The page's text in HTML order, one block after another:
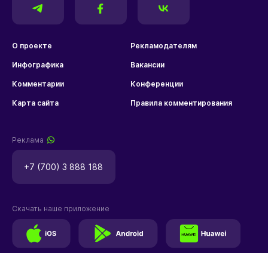
О проекте Рекламодателям
Инфографика Вакансии
Комментарии Конференции
Карта сайта Правила комментирования
Реклама
+7 (700) 3 888 188
Скачать наше приложение